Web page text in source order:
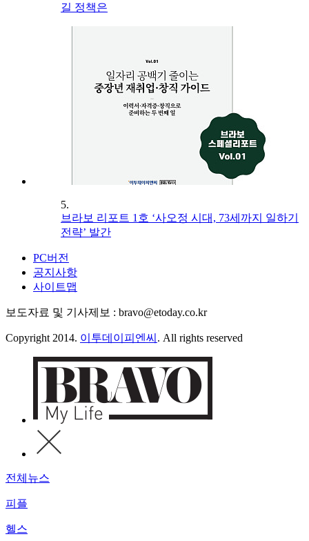
길 정책은
5.
브라보 리포트 1호 ‘사오정 시대, 73세까지 일하기
전략’ 발간
PC버전
공지사항
사이트맵
보도자료 및 기사제보 : bravo@etoday.co.kr
Copyright 2014. 이투데이피엔씨 . All rights reserved
전체뉴스
피플
헬스